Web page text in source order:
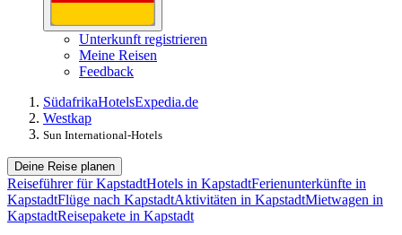
Unterkunft registrieren
Meine Reisen
Feedback
SüdafrikaHotelsExpedia.de
Westkap
Sun International-Hotels
Deine Reise planen
Reiseführer für KapstadtHotels in KapstadtFerienunterkünfte in
KapstadtFlüge nach KapstadtAktivitäten in KapstadtMietwagen in
KapstadtReisepakete in Kapstadt